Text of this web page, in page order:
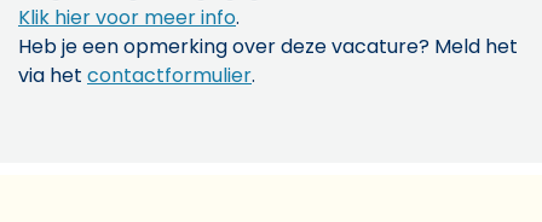
Klik hier voor meer info.
Heb je een opmerking over deze vacature? Meld het
via het contactformulier.